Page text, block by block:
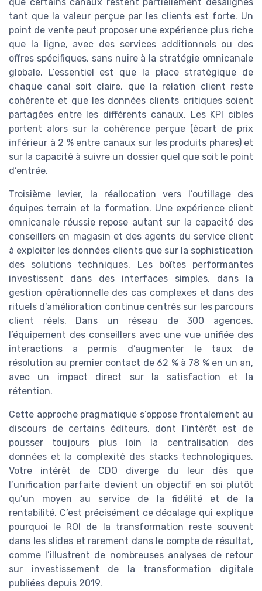
que certains canaux restent partiellement désalignés
tant que la valeur perçue par les clients est forte. Un
point de vente peut proposer une expérience plus riche
que la ligne, avec des services additionnels ou des
offres spécifiques, sans nuire à la stratégie omnicanale
globale. L’essentiel est que la place stratégique de
chaque canal soit claire, que la relation client reste
cohérente et que les données clients critiques soient
partagées entre les différents canaux. Les KPI cibles
portent alors sur la cohérence perçue (écart de prix
inférieur à 2 % entre canaux sur les produits phares) et
sur la capacité à suivre un dossier quel que soit le point
d’entrée.
Troisième levier, la réallocation vers l’outillage des
équipes terrain et la formation. Une expérience client
omnicanale réussie repose autant sur la capacité des
conseillers en magasin et des agents du service client
à exploiter les données clients que sur la sophistication
des solutions techniques. Les boîtes performantes
investissent dans des interfaces simples, dans la
gestion opérationnelle des cas complexes et dans des
rituels d’amélioration continue centrés sur les parcours
client réels. Dans un réseau de 300 agences,
l’équipement des conseillers avec une vue unifiée des
interactions a permis d’augmenter le taux de
résolution au premier contact de 62 % à 78 % en un an,
avec un impact direct sur la satisfaction et la
rétention.
Cette approche pragmatique s’oppose frontalement au
discours de certains éditeurs, dont l’intérêt est de
pousser toujours plus loin la centralisation des
données et la complexité des stacks technologiques.
Votre intérêt de CDO diverge du leur dès que
l’unification parfaite devient un objectif en soi plutôt
qu’un moyen au service de la fidélité et de la
rentabilité. C’est précisément ce décalage qui explique
pourquoi le ROI de la transformation reste souvent
dans les slides et rarement dans le compte de résultat,
comme l’illustrent de nombreuses analyses de retour
sur investissement de la transformation digitale
publiées depuis 2019.